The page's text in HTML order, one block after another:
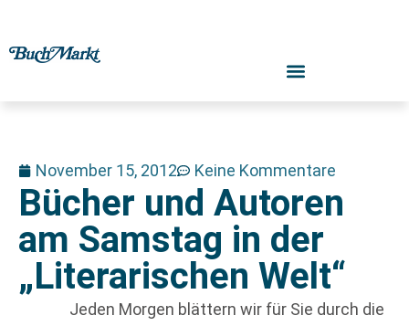
November 15, 2012 Keine Kommentare
Bücher und Autoren
am Samstag in der
„Literarischen Welt“
Jeden Morgen blättern wir für Sie durch die